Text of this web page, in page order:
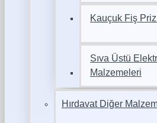
Kauçuk Fiş
Sıva Üstü
Malzemeleri
Hırdavat Diğer